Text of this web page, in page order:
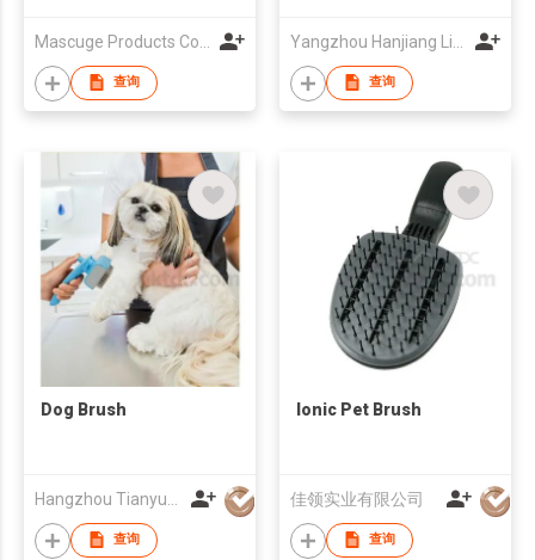
查询 查询
Dog Brush
查询
Ionic Pet Brush
佳领实业有限公司
查询